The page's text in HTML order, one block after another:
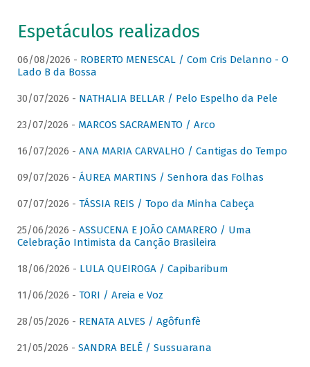
Espetáculos realizados
06/08/2026 - ROBERTO MENESCAL / Com Cris Delanno - O
Lado B da Bossa
30/07/2026 - NATHALIA BELLAR / Pelo Espelho da Pele
23/07/2026 - MARCOS SACRAMENTO / Arco
16/07/2026 - ANA MARIA CARVALHO / Cantigas do Tempo
09/07/2026 - ÁUREA MARTINS / Senhora das Folhas
07/07/2026 - TÁSSIA REIS / Topo da Minha Cabeça
25/06/2026 - ASSUCENA E JOÃO CAMARERO / Uma
Celebração Intimista da Canção Brasileira
18/06/2026 - LULA QUEIROGA / Capibaribum
11/06/2026 - TORI / Areia e Voz
28/05/2026 - RENATA ALVES / Agôfunfè
21/05/2026 - SANDRA BELÊ / Sussuarana